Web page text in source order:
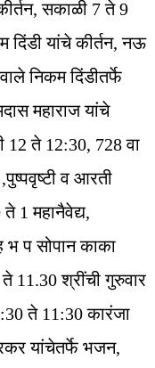
सकाळी 7 ते 9
दिंडी यांचे कीर्तन, नऊ
निकम दिंडीतर्फे
महाराज यांचे
12 ते 12:30, 728 वा
व आरती
ते 1 महानैवेद्य,
भ प सोपान काका
ते 11.30 श्रींची गुरुवार
ते 11:30 कारंजा
यांचेतर्फे भजन,